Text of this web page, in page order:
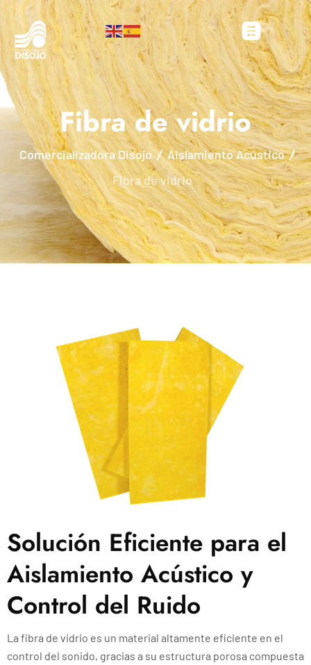
Fibra de vidrio
Comercializadora Disojo
Aislamiento Acústico
Fibra de vidrio
Solución Eficiente para el
Aislamiento Acústico y
Control del Ruido
La fibra de vidrio es un material altamente eficiente en el
control del sonido, gracias a su estructura porosa compuesta